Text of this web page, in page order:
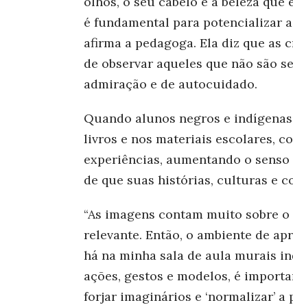
é fundamental para potencializar
afirma a pedagoga. Ela diz que as
de observar aqueles que não são
admiração e de autocuidado.
Quando alunos negros e
livros e nos materiais escolares,
experiências, aumentando o
de que suas histórias, culturas e
“As imagens contam muito sobre
relevante. Então, o ambiente de
há na minha sala de aula murais
ações, gestos e modelos, é
forjar imaginários e ‘normalizar’